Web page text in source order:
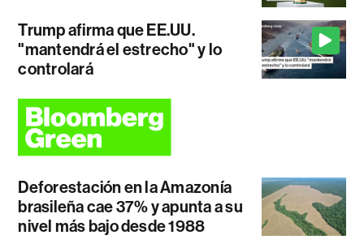
Trump afirma que EE.UU.
"mantendrá el estrecho" y lo
controlará
Deforestación en la Amazonía
brasileña cae 37% y apunta a su
nivel más bajo desde 1988